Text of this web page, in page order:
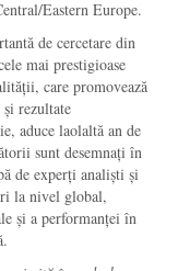
Eastern Europe.
de cercetare din
mai prestigioase
care promovează
rezultate
aduce laolaltă an de
sunt desemnați în
de experți analiști și
la nivel global,
și a performanței în